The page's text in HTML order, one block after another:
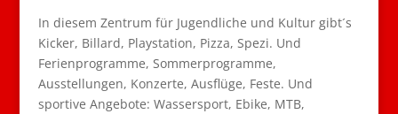
In diesem Zentrum für Jugendliche und Kultur gibt´s
Kicker, Billard, Playstation, Pizza, Spezi. Und
Ferienprogramme, Sommerprogramme,
Ausstellungen, Konzerte, Ausflüge, Feste. Und
sportive Angebote: Wassersport, Ebike, MTB,